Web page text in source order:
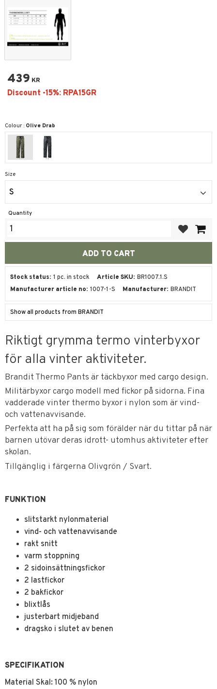
439 KR
Colour : Olive Drab
Size
S
Quantity
Stock status 1 pc. in stock Article SKU BR1007.1.S
Manufacturer article no 1007-1-S Manufacturer BRANDIT
Show all products from BRANDIT
Riktigt grymma termo vinterbyxor
för alla vinter aktiviteter.
Brandit Thermo Pants är täckbyxor med cargo design.
Militärbyxor cargo modell med fickor på sidorna. Fina
vadderade vinter thermo byxor i nylon som är vind-
och vattenavvisande.
Perfekta att ha på sig som förälder när du tittar på när
barnen utövar deras idrott- utomhus aktiviteter efter
skolan.
Tillgänglig i färgerna Olivgrön / Svart.
FUNKTION
slitstarkt nylonmaterial
vind- och vattenavvisande
rakt snitt
varm stoppning
2 sidoinsättningsfickor
2 lastfickor
2 bakfickor
blixtlås
justerbart midjeband
dragsko i slutet av benen
SPECIFIKATION
Material Skal: 100 % nylon